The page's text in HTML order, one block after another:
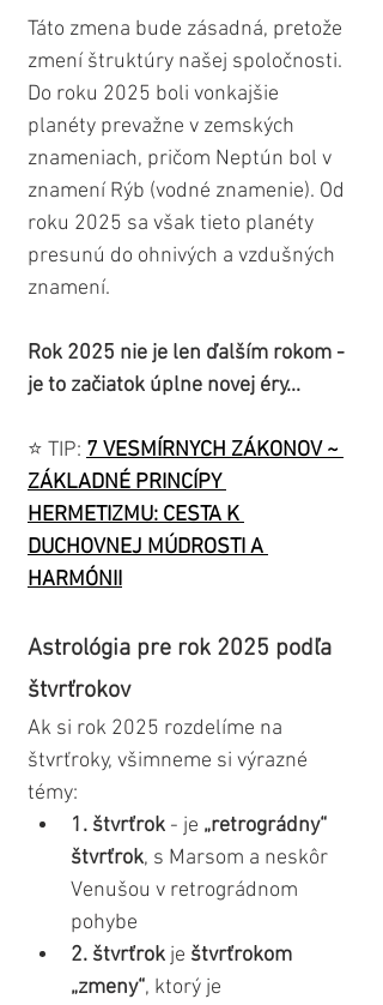
Táto zmena bude zásadná, pretože
zmení štruktúry našej spoločnosti.
Do roku 2025 boli vonkajšie
planéty prevažne v zemských
znameniach, pričom Neptún bol v
znamení Rýb (vodné znamenie). Od
roku 2025 sa však tieto planéty
presunú do ohnivých a vzdušných
znamení.
Rok 2025 nie je len ďalším rokom -
je to začiatok úplne novej éry...
⭐️ TIP: 7 VESMÍRNYCH ZÁKONOV ~
ZÁKLADNÉ PRINCÍPY
HERMETIZMU: CESTA K
DUCHOVNEJ MÚDROSTI A
HARMÓNII
Astrológia pre rok 2025 podľa
štvrťrokov
Ak si rok 2025 rozdelíme na
štvrťroky, všimneme si výrazné
témy:
1. štvrťrok - je „retrográdny“
štvrťrok, s Marsom a neskôr
Venušou v retrográdnom
pohybe
2. štvrťrok je štvrťrokom
„zmeny“, ktorý je